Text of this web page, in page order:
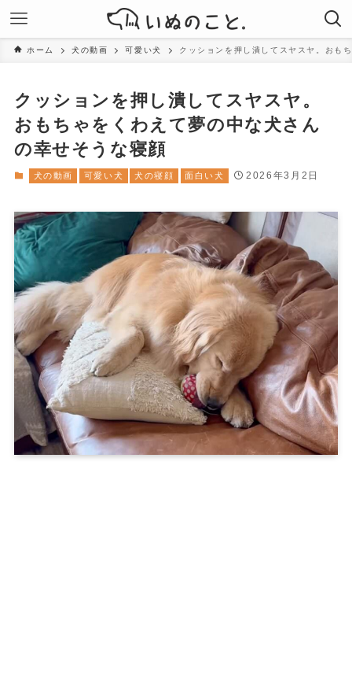
ホーム 犬の動画 可愛い犬 クッションを押し潰してスヤスヤ。おも
クッションを押し潰してスヤスヤ。
おもちゃをくわえて夢の中な犬さん
の幸せそうな寝顔
犬の動画 可愛い犬 犬の寝顔 面白い犬 2026年3月2日